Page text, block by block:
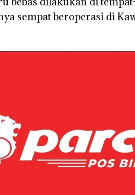
sempat beroperasi di